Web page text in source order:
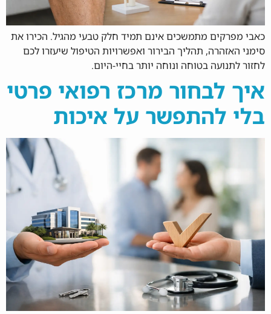
כאבי מפרקים מתמשכים אינם תמיד חלק טבעי מהגיל. הכירו את
סימני האזהרה, תהליך הבירור ואפשרויות הטיפול שיעזרו לכם
לחזור לתנועה בטוחה ונוחה יותר בחיי-היום.
איך לבחור מרכז רפואי פרטי
בלי להתפשר על איכות